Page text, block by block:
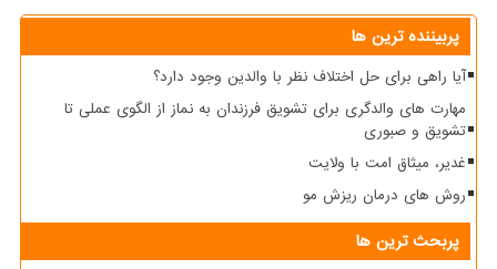
پربیننده ترین ها
آیا راهی برای حل اختلاف نظر با والدین وجود دارد؟
مهارت های والدگری برای تشویق فرزندان به نماز از الگوی عملی تا
تشویق و صبوری
غدیر، میثاق امت با ولایت
روش های درمان ریزش مو
پربحث ترین ها